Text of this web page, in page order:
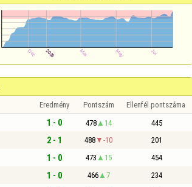
Eredmény Pontszám Ellenfél pontszáma
1 - 0 478 14 445
2 - 1 488 -10 201
1 - 0 473 15 454
1 - 0 466 7 234